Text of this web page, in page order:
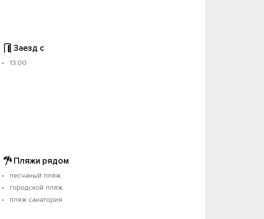
Заезд с
13:00
Пляжи рядом
песчаный пляж
городской пляж
пляж санатория